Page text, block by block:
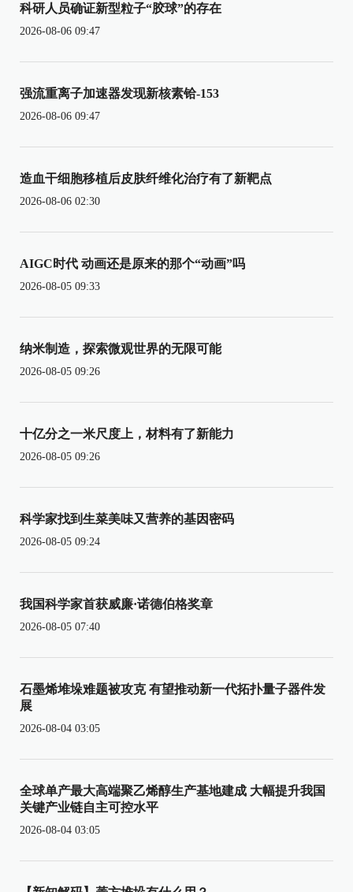
科研人员确证新型粒子“胶球”的存在
2026-08-06 09:47
强流重离子加速器发现新核素铪-153
2026-08-06 09:47
造血干细胞移植后皮肤纤维化治疗有了新靶点
2026-08-06 02:30
AIGC时代 动画还是原来的那个“动画”吗
2026-08-05 09:33
纳米制造，探索微观世界的无限可能
2026-08-05 09:26
十亿分之一米尺度上，材料有了新能力
2026-08-05 09:26
科学家找到生菜美味又营养的基因密码
2026-08-05 09:24
我国科学家首获威廉·诺德伯格奖章
2026-08-05 07:40
石墨烯堆垛难题被攻克 有望推动新一代拓扑量子器件发
展
2026-08-04 03:05
全球单产最大高端聚乙烯醇生产基地建成 大幅提升我国
关键产业链自主可控水平
2026-08-04 03:05